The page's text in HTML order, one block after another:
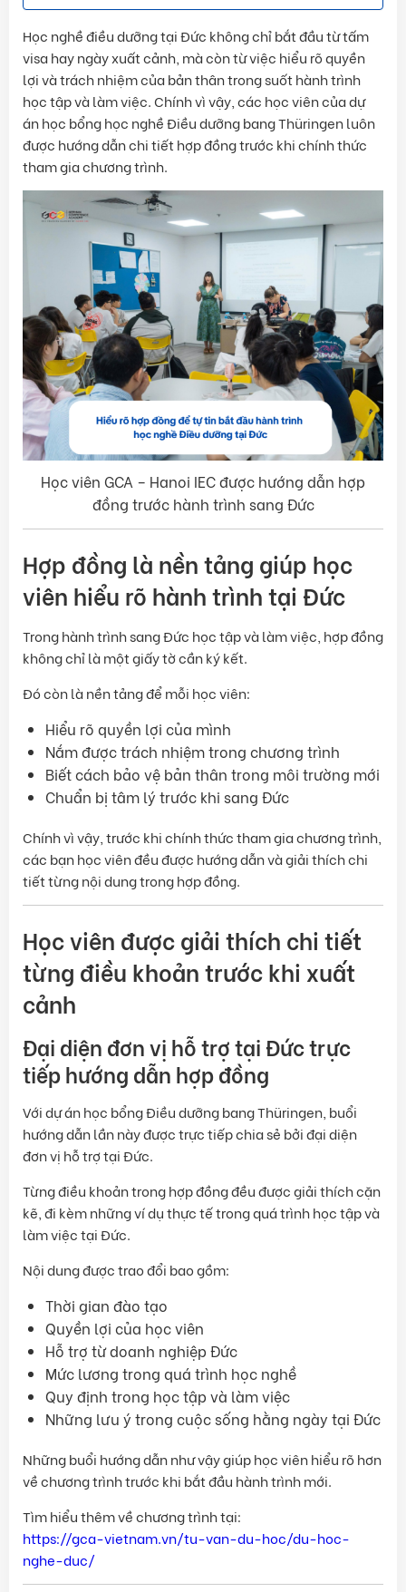
Học nghề điều dưỡng tại Đức không chỉ bắt đầu từ tấm
visa hay ngày xuất cảnh, mà còn từ việc hiểu rõ quyền
lợi và trách nhiệm của bản thân trong suốt hành trình
học tập và làm việc. Chính vì vậy, các học viên của dự
án học bổng học nghề Điều dưỡng bang Thüringen luôn
được hướng dẫn chi tiết hợp đồng trước khi chính thức
tham gia chương trình.
Học viên GCA – Hanoi IEC được hướng dẫn hợp
đồng trước hành trình sang Đức
Hợp đồng là nền tảng giúp học
viên hiểu rõ hành trình tại Đức
Trong hành trình sang Đức học tập và làm việc, hợp đồng
không chỉ là một giấy tờ cần ký kết.
Đó còn là nền tảng để mỗi học viên:
Hiểu rõ quyền lợi của mình
Nắm được trách nhiệm trong chương trình
Biết cách bảo vệ bản thân trong môi trường mới
Chuẩn bị tâm lý trước khi sang Đức
Chính vì vậy, trước khi chính thức tham gia chương trình,
các bạn học viên đều được hướng dẫn và giải thích chi
tiết từng nội dung trong hợp đồng.
Học viên được giải thích chi tiết
từng điều khoản trước khi xuất
cảnh
Đại diện đơn vị hỗ trợ tại Đức trực
tiếp hướng dẫn hợp đồng
Với dự án học bổng Điều dưỡng bang Thüringen, buổi
hướng dẫn lần này được trực tiếp chia sẻ bởi đại diện
đơn vị hỗ trợ tại Đức.
Từng điều khoản trong hợp đồng đều được giải thích cặn
kẽ, đi kèm những ví dụ thực tế trong quá trình học tập và
làm việc tại Đức.
Nội dung được trao đổi bao gồm:
Thời gian đào tạo
Quyền lợi của học viên
Hỗ trợ từ doanh nghiệp Đức
Mức lương trong quá trình học nghề
Quy định trong học tập và làm việc
Những lưu ý trong cuộc sống hằng ngày tại Đức
Những buổi hướng dẫn như vậy giúp học viên hiểu rõ hơn
về chương trình trước khi bắt đầu hành trình mới.
Tìm hiểu thêm về chương trình tại:
https://gca-vietnam.vn/tu-van-du-hoc/du-hoc-
nghe-duc/